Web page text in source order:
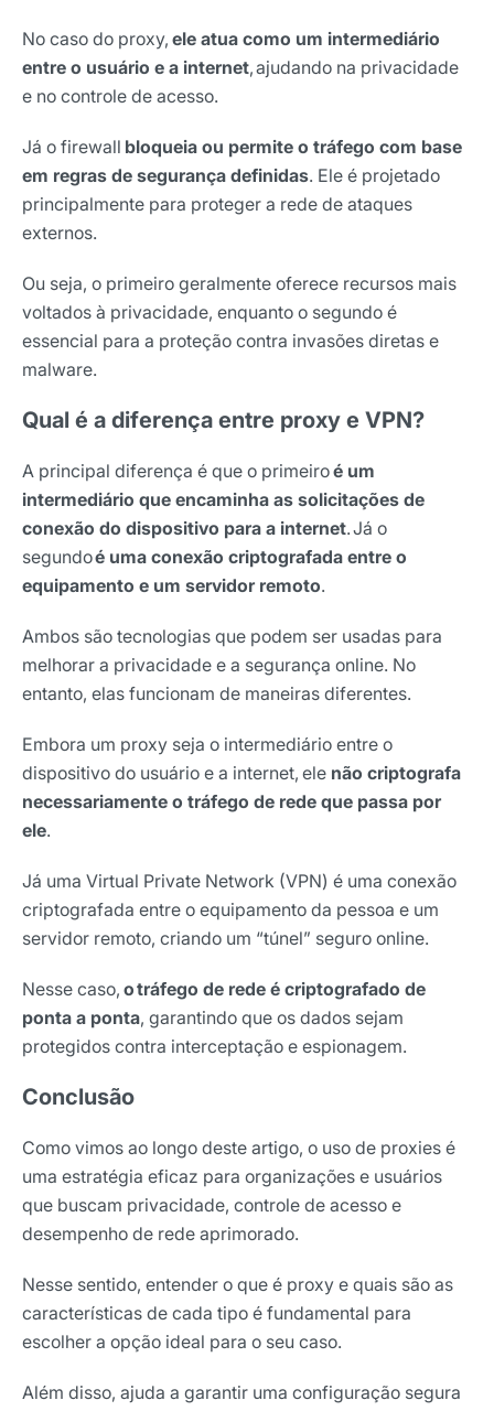
No caso do proxy, ele atua como um intermediário
entre o usuário e a internet,ajudando na privacidade
e no controle de acesso.
Já o firewall bloqueia ou permite o tráfego com base
em regras de segurança definidas. Ele é projetado
principalmente para proteger a rede de ataques
externos.
Ou seja, o primeiro geralmente oferece recursos mais
voltados à privacidade, enquanto o segundo é
essencial para a proteção contra invasões diretas e
malware.
Qual é a diferença entre proxy e VPN?
A principal diferença é que o primeiroé um
intermediário que encaminha as solicitações de
conexão do dispositivo para a internet.Já o
segundoé uma conexão criptografada entre o
equipamento e um servidor remoto.
Ambos são tecnologias que podem ser usadas para
melhorar a privacidade e a segurança online. No
entanto, elas funcionam de maneiras diferentes.
Embora um proxy seja o intermediário entre o
dispositivo do usuário e a internet, ele não criptografa
necessariamente o tráfego de rede que passa por
ele.
Já uma Virtual Private Network (VPN) é uma conexão
criptografada entre o equipamento da pessoa e um
servidor remoto, criando um “túnel” seguro online.
Nesse caso, o tráfego de rede é criptografado de
ponta a ponta, garantindo que os dados sejam
protegidos contra interceptação e espionagem.
Conclusão
Como vimos ao longo deste artigo, o uso de proxies é
uma estratégia eficaz para organizações e usuários
que buscam privacidade, controle de acesso e
desempenho de rede aprimorado.
Nesse sentido, entender o que é proxy e quais são as
características de cada tipo é fundamental para
escolher a opção ideal para o seu caso.
Além disso, ajuda a garantir uma configuração segura